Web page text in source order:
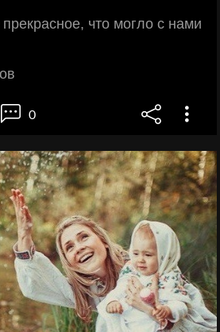
что могло с нами
0